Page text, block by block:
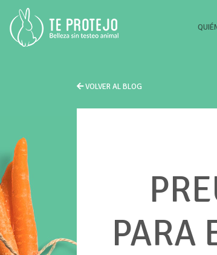
VOLVER AL BLOG
PARA